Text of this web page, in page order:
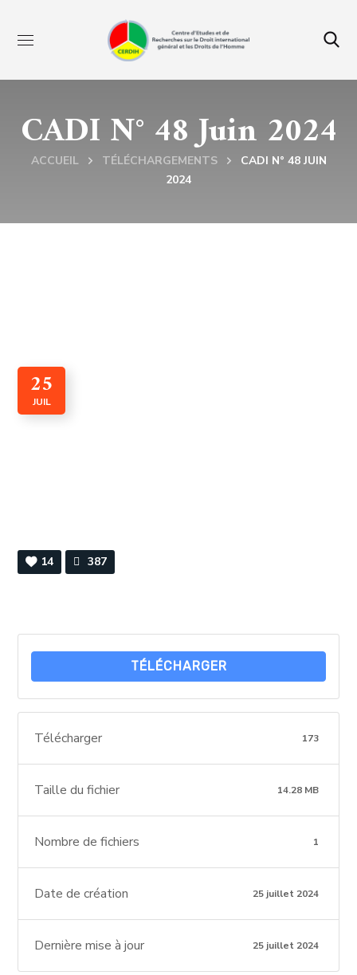
CADI N° 48 Juin 2024
ACCUEIL TÉLÉCHARGEMENTS
CADI N° 48 JUIN
2024
25
JUIL
14 387
TÉLÉCHARGER
Télécharger 173
Taille du fichier 14.28 MB
Nombre de fichiers 1
Date de création 25 juillet 2024
Dernière mise à jour 25 juillet 2024